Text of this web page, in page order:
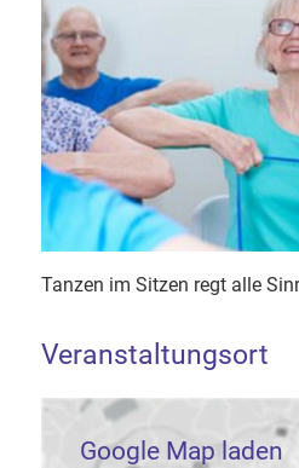
Tanzen im Sitzen regt alle
Veranstaltungsort
Google Map laden